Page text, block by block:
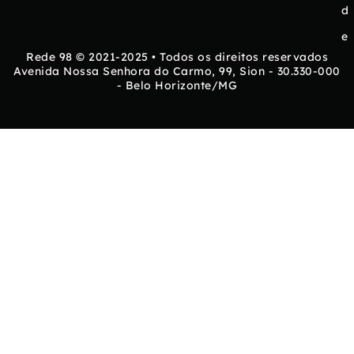
d
e
Rede 98 © 2021-2025 • Todos os direitos reservados
Avenida Nossa Senhora do Carmo, 99, Sion - 30.330-000
- Belo Horizonte/MG